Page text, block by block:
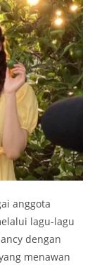
anggota
lagu-lagu
dengan
menawan